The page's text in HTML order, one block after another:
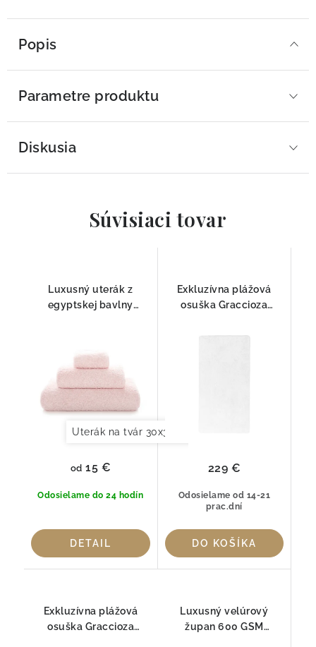
Popis
Parametre produktu
Diskusia
Súvisiaci tovar
Luxusný uterák z
egyptskej bavlny
Uterák na tvár 30x30cm
Odosielame do 24 hodín
od 15 €
DETAIL
Exkluzívna plážová
osuška Graccioza
Egyptská bavlna GIZA
Odosielame od 14-21
prac.dní
229 €
DO KOŠÍKA
Exkluzívna plážová
osuška Graccioza
Luxusný velúrový
župan 600 GSM